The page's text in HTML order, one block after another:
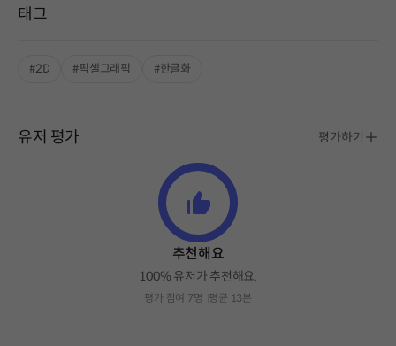
태그
#2D #픽셀그래픽 #한글화
유저 평가 평가하기
추천해요
100% 유저가 추천해요.
평가 참여 7명 평균 13분